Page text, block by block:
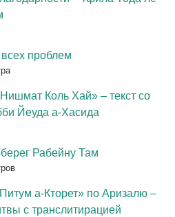
проблем
Коль Хай» – текст со
Йеуда а-Хасида
Рабейну Там
а-Кторет» по Аризалю –
с транслитирацией